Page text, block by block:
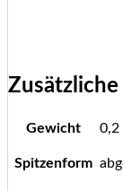
Gewicht 0,2
Spitzenform